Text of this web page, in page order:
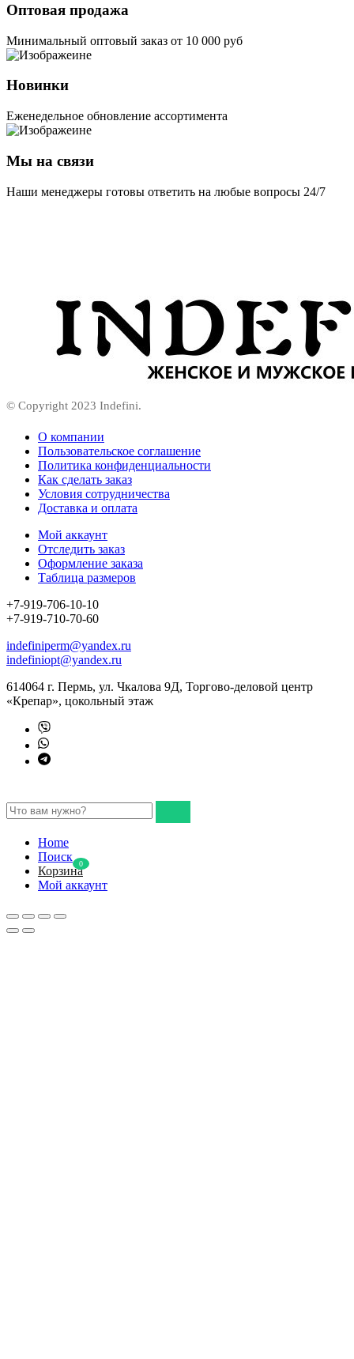
Оптовая продажа
Минимальный оптовый заказ от 10 000 руб
Новинки
Еженедельное обновление ассортимента
Мы на связи
Наши менеджеры готовы ответить на любые вопросы 24/7
© Copyright 2023 Indefini.
О компании
Пользовательское соглашение
Политика конфиденциальности
Как сделать заказ
Условия сотрудничества
Доставка и оплата
Мой аккаунт
Отследить заказ
Оформление заказа
Таблица размеров
+7-919-706-10-10
+7-919-710-70-60
indefiniperm@yandex.ru
indefiniopt@yandex.ru
614064 г. Пермь, ул. Чкалова 9Д, Торгово-деловой центр
«Крепар», цокольный этаж
Home
Поиск
0
Корзина
Мой аккаунт